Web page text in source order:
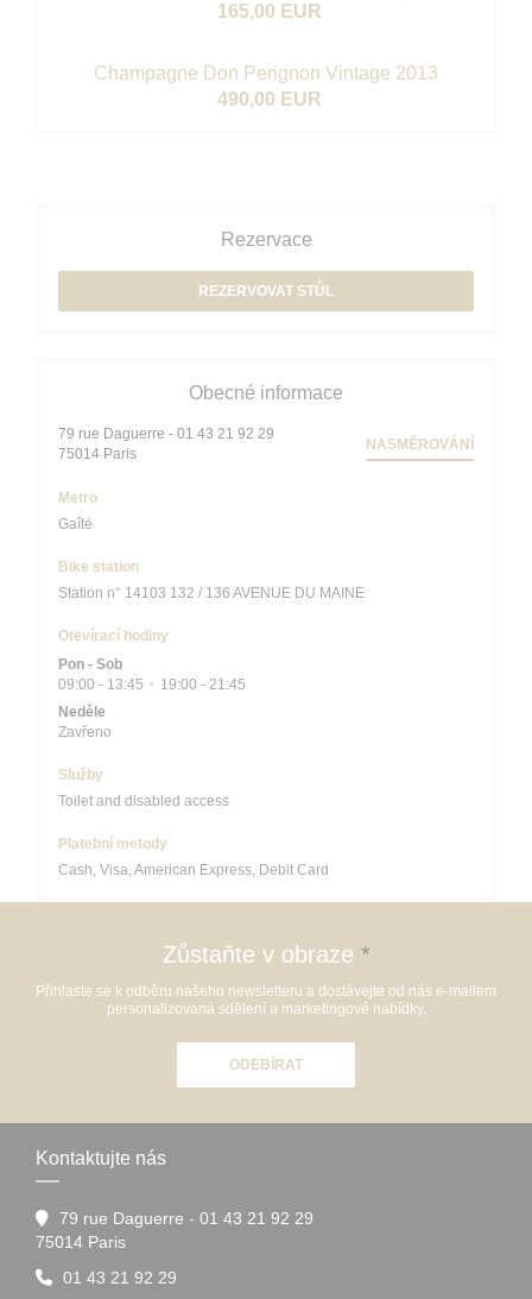
165,00 EUR
Champagne Don Perignon Vintage 2013
490,00 EUR
Rezervace
REZERVOVAT STŮL
Obecné informace
79 rue Daguerre - 01 43 21 92 29
75014 Paris((otevře se v novém okně))
NASMĚROVÁNÍ
Metro
Gaîté
Bike station
Station n° 14103 132 / 136 AVENUE DU MAINE
Otevírací hodiny
Pon - Sob
09:00 - 13:45 •
19:00 - 21:45
Neděle
Zavřeno
Služby
Toilet and disabled access
Platební metody
Cash, Visa, American Express, Debit Card
Zůstaňte v obraze *
Přihlaste se k odběru našeho newsletteru a dostávejte od nás e-mailem
personalizovaná sdělení a marketingové nabídky.
ODEBÍRAT
Kontaktujte nás
79 rue Daguerre - 01 43 21 92 29
75014 Paris((otevře se v novém okně))
01 43 21 92 29